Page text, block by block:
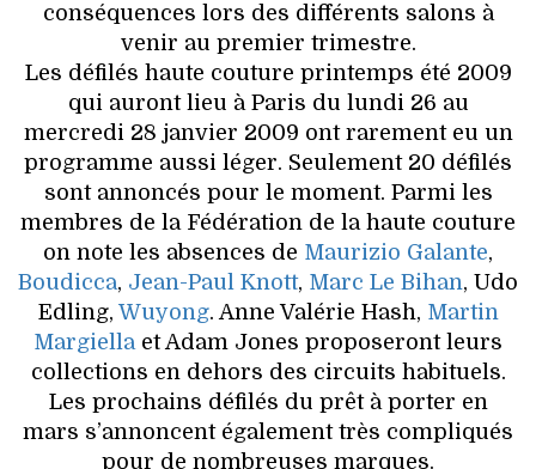
conséquences lors des différents salons à
venir au premier trimestre.
Les défilés haute couture printemps été 2009
qui auront lieu à Paris du lundi 26 au
mercredi 28 janvier 2009 ont rarement eu un
programme aussi léger. Seulement 20 défilés
sont annoncés pour le moment. Parmi les
membres de la Fédération de la haute couture
on note les absences de Maurizio Galante,
Boudicca, Jean-Paul Knott, Marc Le Bihan, Udo
Edling, Wuyong. Anne Valérie Hash, Martin
Margiellaet Adam Jones proposeront leurs
collections en dehors des circuits habituels.
Les prochains défilés du prêt à porter en
mars s’annoncent également très compliqués
pour de nombreuses marques.